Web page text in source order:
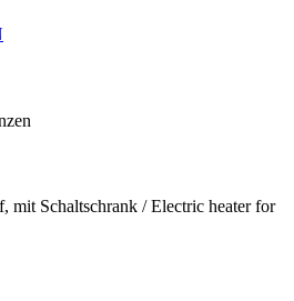
mit Schaltschrank / Electric heater for